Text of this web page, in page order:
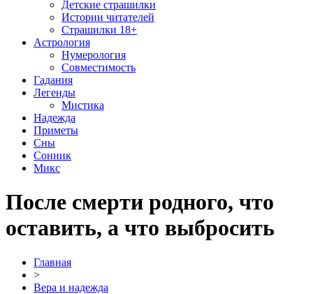
Детские страшилки
Истории читателей
Страшилки 18+
Астрология
Нумерология
Совместимость
Гадания
Легенды
Мистика
Надежда
Приметы
Сны
Сонник
Микс
После смерти родного, что
оставить, а что выбросить
Главная
>
Вера и надежда